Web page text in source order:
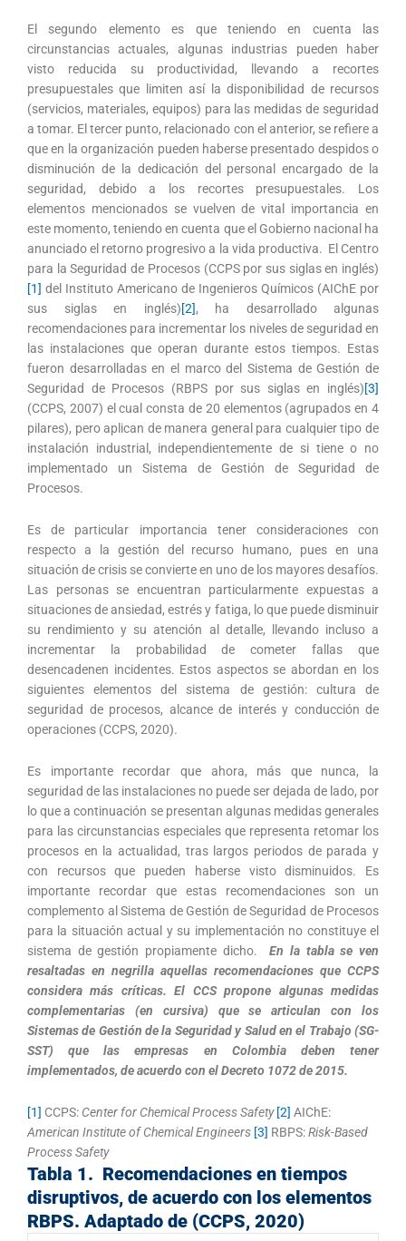
El segundo elemento es que teniendo en cuenta las
circunstancias actuales, algunas industrias pueden haber
visto reducida su productividad, llevando a recortes
presupuestales que limiten así la disponibilidad de recursos
(servicios, materiales, equipos) para las medidas de seguridad
a tomar. El tercer punto, relacionado con el anterior, se refiere a
que en la organización pueden haberse presentado despidos o
disminución de la dedicación del personal encargado de la
seguridad, debido a los recortes presupuestales. Los
elementos mencionados se vuelven de vital importancia en
este momento, teniendo en cuenta que el Gobierno nacional ha
anunciado el retorno progresivo a la vida productiva. El Centro
para la Seguridad de Procesos (CCPS por sus siglas en inglés)
[1] del Instituto Americano de Ingenieros Químicos (AIChE por
sus siglas en inglés)[2], ha desarrollado algunas
recomendaciones para incrementar los niveles de seguridad en
las instalaciones que operan durante estos tiempos. Estas
fueron desarrolladas en el marco del Sistema de Gestión de
Seguridad de Procesos (RBPS por sus siglas en inglés)[3]
(CCPS, 2007) el cual consta de 20 elementos (agrupados en 4
pilares), pero aplican de manera general para cualquier tipo de
instalación industrial, independientemente de si tiene o no
implementado un Sistema de Gestión de Seguridad de
Procesos.
Es de particular importancia tener consideraciones con
respecto a la gestión del recurso humano, pues en una
situación de crisis se convierte en uno de los mayores desafíos.
Las personas se encuentran particularmente expuestas a
situaciones de ansiedad, estrés y fatiga, lo que puede disminuir
su rendimiento y su atención al detalle, llevando incluso a
incrementar la probabilidad de cometer fallas que
desencadenen incidentes. Estos aspectos se abordan en los
siguientes elementos del sistema de gestión: cultura de
seguridad de procesos, alcance de interés y conducción de
operaciones (CCPS, 2020).
Es importante recordar que ahora, más que nunca, la
seguridad de las instalaciones no puede ser dejada de lado, por
lo que a continuación se presentan algunas medidas generales
para las circunstancias especiales que representa retomar los
procesos en la actualidad, tras largos periodos de parada y
con recursos que pueden haberse visto disminuidos. Es
importante recordar que estas recomendaciones son un
complemento al Sistema de Gestión de Seguridad de Procesos
para la situación actual y su implementación no constituye el
sistema de gestión propiamente dicho.En la tabla se ven
resaltadas en negrilla aquellas recomendaciones que CCPS
considera más críticas. El CCS propone algunas medidas
complementarias (en cursiva) que se articulan con los
Sistemas de Gestión de la Seguridad y Salud en el Trabajo (SG-
SST) que las empresas en Colombia deben tener
implementados, de acuerdo con el Decreto 1072 de 2015.
[1] CCPS: Center for Chemical Process Safety [2] AIChE:
American Institute of Chemical Engineers [3] RBPS:Risk-Based
Process Safety
Tabla 1. Recomendaciones en tiempos
disruptivos, de acuerdo con los elementos
RBPS. Adaptado de (CCPS, 2020)